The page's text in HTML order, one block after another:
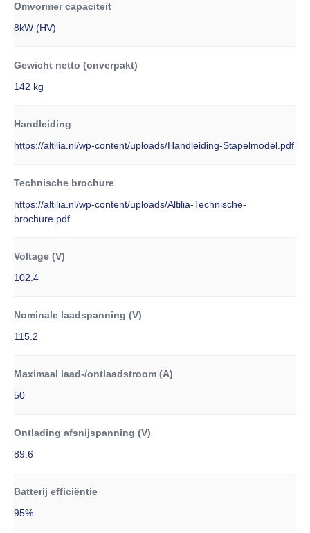
Omvormer capaciteit
8kW (HV)
Gewicht netto (onverpakt)
142 kg
Handleiding
https://altilia.nl/wp-content/uploads/Handleiding-Stapelmodel.pdf
Technische brochure
https://altilia.nl/wp-content/uploads/Altilia-Technische-
brochure.pdf
Voltage (V)
102.4
Nominale laadspanning (V)
115.2
Maximaal laad-/ontlaadstroom (A)
50
Ontlading afsnijspanning (V)
89.6
Batterij efficiëntie
95%